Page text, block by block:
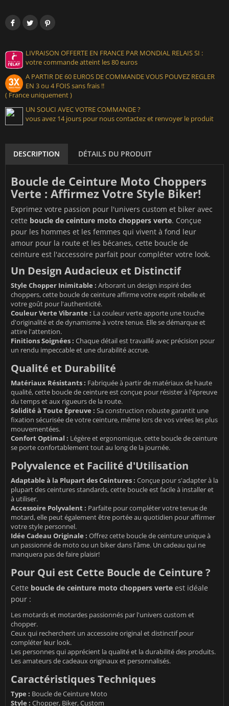
LIVRAISON OFFERTE EN FRANCE PAR MONDIAL RELAIS SI :
votre commande atteint les 80 euros
A PARTIR DE 60 EUROS DE COMMANDE VOUS POUVEZ REGLER
EN 3 ou 4 FOIS sans frais !!
( France uniquement )
UN SOUCI AVEC VOTRE COMMANDE ?
vous avez 14 jours pour nous contactez et renvoyer le produit
DESCRIPTION DÉTAILS DU PRODUIT
Boucle de Ceinture Moto Choppers
Verte : Affirmez Votre Style Biker!
Exprimez votre passion pour l'univers custom et biker avec
cette boucle de ceinture moto choppers verte. Conçue
pour les hommes et les femmes qui vivent à fond leur
amour pour la route et les bécanes, cette boucle de
ceinture est l'accessoire parfait pour compléter votre look.
Un Design Audacieux et Distinctif
Style Chopper Inimitable : Arborant un design inspiré des
choppers, cette boucle de ceinture affirme votre esprit rebelle et
votre goût pour l'authenticité.
Couleur Verte Vibrante : La couleur verte apporte une touche
d'originalité et de dynamisme à votre tenue. Elle se démarque et
attire l'attention.
Finitions Soignées : Chaque détail est travaillé avec précision pour
un rendu impeccable et une durabilité accrue.
Qualité et Durabilité
Matériaux Résistants : Fabriquée à partir de matériaux de haute
qualité, cette boucle de ceinture est conçue pour résister à l'épreuve
du temps et aux rigueurs de la route.
Solidité à Toute Épreuve : Sa construction robuste garantit une
fixation sécurisée de votre ceinture, même lors de vos virées les plus
mouvementées.
Confort Optimal : Légère et ergonomique, cette boucle de ceinture
se porte confortablement tout au long de la journée.
Polyvalence et Facilité d'Utilisation
Adaptable à la Plupart des Ceintures : Conçue pour s'adapter à la
plupart des ceintures standards, cette boucle est facile à installer et
à utiliser.
Accessoire Polyvalent : Parfaite pour compléter votre tenue de
motard, elle peut également être portée au quotidien pour affirmer
votre style personnel.
Idée Cadeau Originale : Offrez cette boucle de ceinture unique à
un passionné de moto ou un biker dans l'âme. Un cadeau qui ne
manquera pas de faire plaisir!
Pour Qui est Cette Boucle de Ceinture ?
Cette boucle de ceinture moto choppers verte est idéale
pour :
Les motards et motardes passionnés par l'univers custom et
chopper.
Ceux qui recherchent un accessoire original et distinctif pour
compléter leur look.
Les personnes qui apprécient la qualité et la durabilité des produits.
Les amateurs de cadeaux originaux et personnalisés.
Caractéristiques Techniques
Type : Boucle de Ceinture Moto
Style : Chopper, Biker, Custom